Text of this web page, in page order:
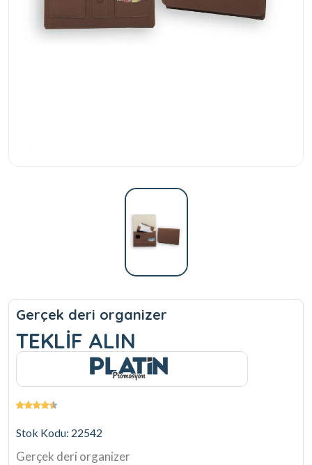
Gerçek deri organizer
TEKLİF ALIN
Stok Kodu: 22542
Gerçek deri organizer